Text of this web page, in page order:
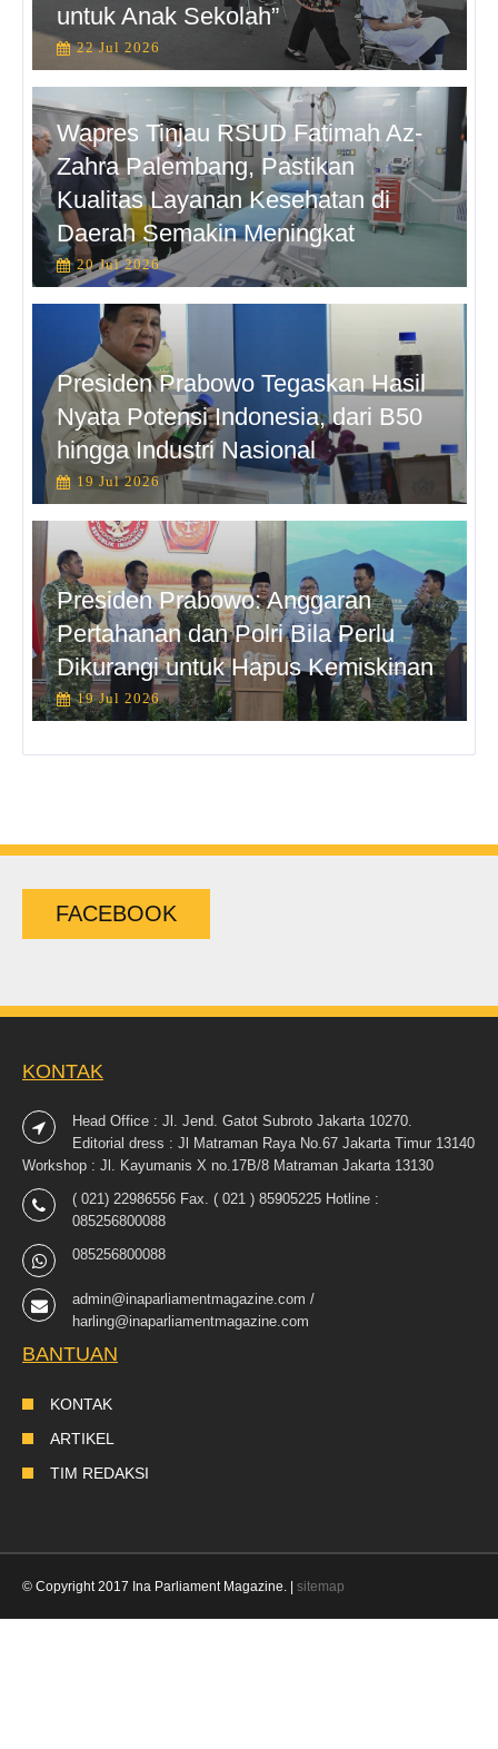
untuk Anak Sekolah”
22 Jul 2026
Wapres Tinjau RSUD Fatimah Az-
Zahra Palembang, Pastikan
Kualitas Layanan Kesehatan di
Daerah Semakin Meningkat
20 Jul 2026
Presiden Prabowo Tegaskan Hasil
Nyata Potensi Indonesia, dari B50
hingga Industri Nasional
19 Jul 2026
Presiden Prabowo: Anggaran
Pertahanan dan Polri Bila Perlu
Dikurangi untuk Hapus Kemiskinan
19 Jul 2026
FACEBOOK
KONTAK
Head Office : Jl. Jend. Gatot Subroto Jakarta 10270.
Editorial dress : Jl Matraman Raya No.67 Jakarta Timur 13140
Workshop : Jl. Kayumanis X no.17B/8 Matraman Jakarta 13130
( 021) 22986556 Fax. ( 021 ) 85905225 Hotline :
085256800088
085256800088
admin@inaparliamentmagazine.com /
harling@inaparliamentmagazine.com
BANTUAN
KONTAK
ARTIKEL
TIM REDAKSI
© Copyright 2017 Ina Parliament Magazine. | sitemap